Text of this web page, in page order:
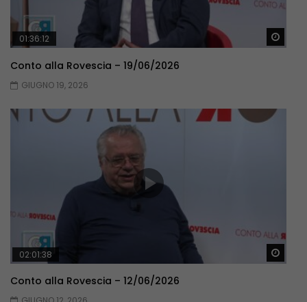
01:36:12
Conto alla Rovescia – 19/06/2026
GIUGNO 19, 2026
02:01:38
Conto alla Rovescia – 12/06/2026